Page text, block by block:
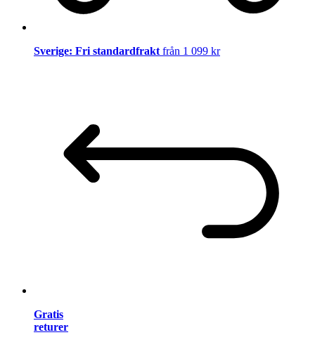
Sverige: Fri standardfrakt från 1 099 kr
Gratis
returer